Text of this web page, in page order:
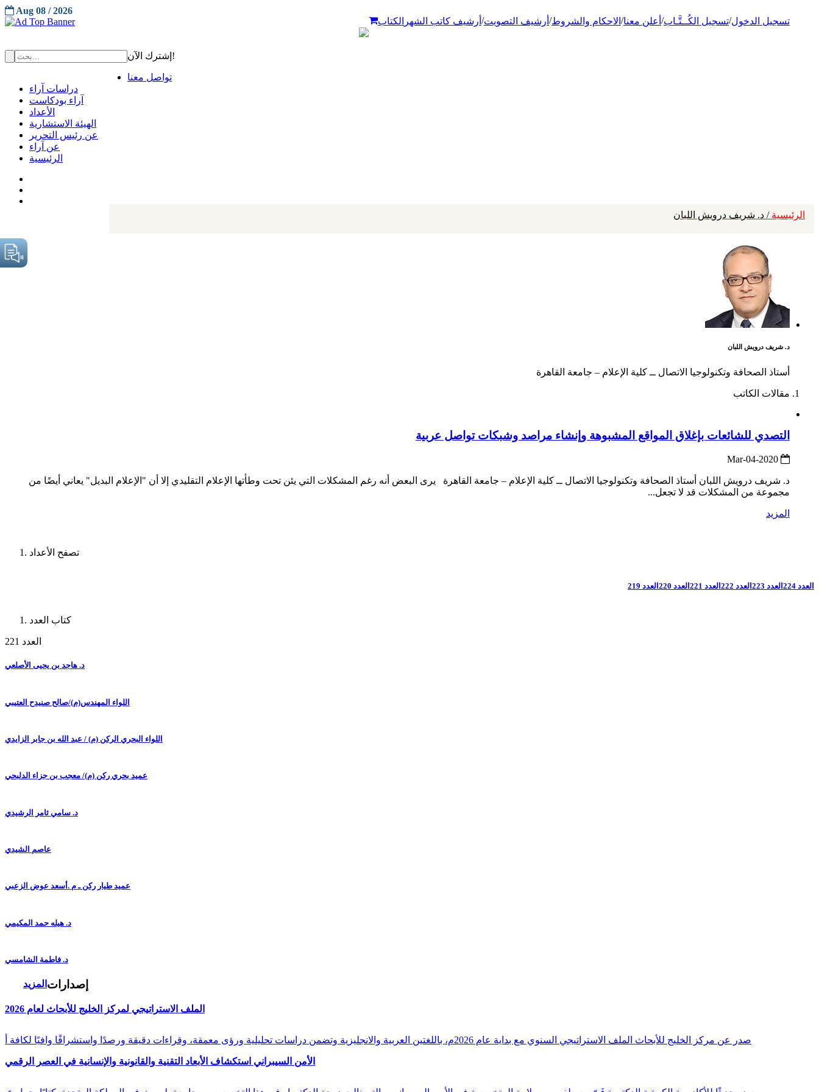
تسجيل الدخول/تسجيل الكُــتَّـاب/ أعلن معنا/ الاحكام والشروط/ أرشيف التصويت/ أرشيف كاتب الشهر الكتاب
Aug 08 / 2026
إشترك الآن!
تواصل معنا
دراسات آراء
آراء بودكاست
الأعداد
الهيئة الاستشارية
عن رئيس التحرير
عن آراء
الرئيسية
الرئيسية / د. شريف درويش اللبان
د. شريف درويش اللبان
أستاذ الصحافة وتكنولوجيا الاتصال ــ كلية الإعلام – جامعة القاهرة
مقالات الكاتب
التصدي للشائعات بإغلاق المواقع المشبوهة وإنشاء مراصد وشبكات تواصل عربية
د. شريف درويش اللبان أستاذ الصحافة وتكنولوجيا الاتصال ــ كلية الإعلام – جامعة القاهرة يرى البعض أنه رغم المشكلات التي يئن تحت وطأتها الإعلام التقليدي إلا أن "الإعلام البديل" يعاني أيضًا من
مجموعة من المشكلات قد لا تجعل...
المزيد
تصفح الأعداد
العدد 224 العدد 223 العدد 222 العدد 221 العدد 220 العدد 219
كتاب العدد
العدد 221
د. هاجد بن يحيى الأصلعي
اللواء المهندس(م)/صالح صنيدح العتيبي
اللواء البحري الركن (م) / عبد الله بن جابر الزايدي
عميد بحري ركن (م)/ معجب بن جزاء الدلبحي
د. سامي ثامر الرشيدي
عاصم الشيدي
عميد طيار ركن ـ م .أسعد عوض الزعبي
د. هيله حمد المكيمي
د. فاطمة الشامسي
المزيد إصدارات
الملف الاستراتيجي لمركز الخليج للأبحاث لعام 2026
صدر عن مركز الخليج للأبحاث الملف الاستراتيجي السنوي مع بداية عام 2026م، باللغتين العربية والانجليزية وتضمن دراسات تحليلية ورؤى معمقة، وقراءات دقيقة ورصدًا واستشرافًا وافيًا لكافة أ
الأمن السيبراني استكشاف الأبعاد التقنية والقانونية والإنسانية في العصر الرقمي